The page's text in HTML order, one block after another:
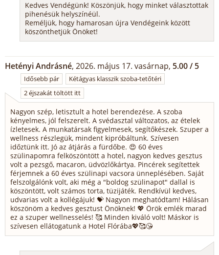
Kedves Vendégünk! Köszönjük, hogy minket választottak
pihenésük helyszínéül.
Reméljük, hogy hamarosan újra Vendégeink között
köszönthetjük Önöket!
Hetényi Andrásné, 2026. május 17. vasárnap, 5.00 / 5
Idősebb pár
Kétágyas klasszik szoba-tetőtéri
2 éjszakát töltött itt
Nagyon szép, letisztult a hotel berendezése. A szoba
kényelmes, jól felszerelt. A svédasztal változatos, az ételek
ízletesek. A munkatársak figyelmesek, segítőkészek. Szuper a
wellness részlegük, mindent kipróbáltunk. Szívesen
időztünk itt. Jó az átjárás a fürdőbe. 😍 60 éves
szülinapomra felköszöntött a hotel, nagyon kedves gesztus
volt a pezsgő, macaron, üdvözlőkártya. Pincérek segítettek
férjemnek a 60 éves szülinapi vacsora ünneplésében. Saját
felszolgálónk volt, aki még a "boldog szülinapot" dallal is
köszöntött, volt számos torta, tüzijáték. Rendkívül kedves,
udvarias volt a kollégájuk! 💝 Nagyon meghatódtam! Hálásan
köszönöm a kedves gesztust Önöknek! 💖 Örök emlék marad
ez a szuper wellnesselés! 🥰 Minden kiváló volt! Máskor is
szívesen ellátogatunk a Hotel Flórába💖🥰😘